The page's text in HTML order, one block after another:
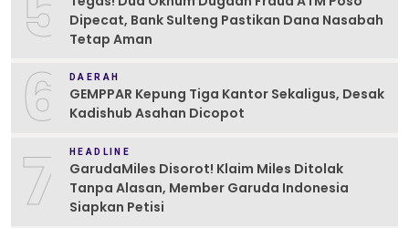
Dipecat, Bank Sulteng Pastikan Dana Nasabah
Tetap Aman
6 DAERAH
GEMPPAR Kepung Tiga Kantor Sekaligus, Desak
Kadishub Asahan Dicopot
7 HEADLINE
GarudaMiles Disorot! Klaim Miles Ditolak
Tanpa Alasan, Member Garuda Indonesia
Siapkan Petisi